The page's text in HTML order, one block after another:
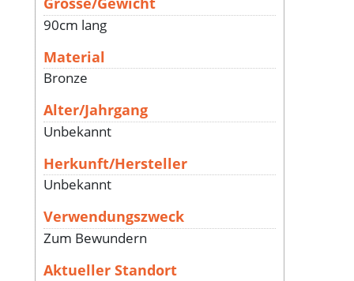
90cm lang
Material
Bronze
Alter/Jahrgang
Unbekannt
Herkunft/Hersteller
Unbekannt
Verwendungszweck
Zum Bewundern
Aktueller Standort